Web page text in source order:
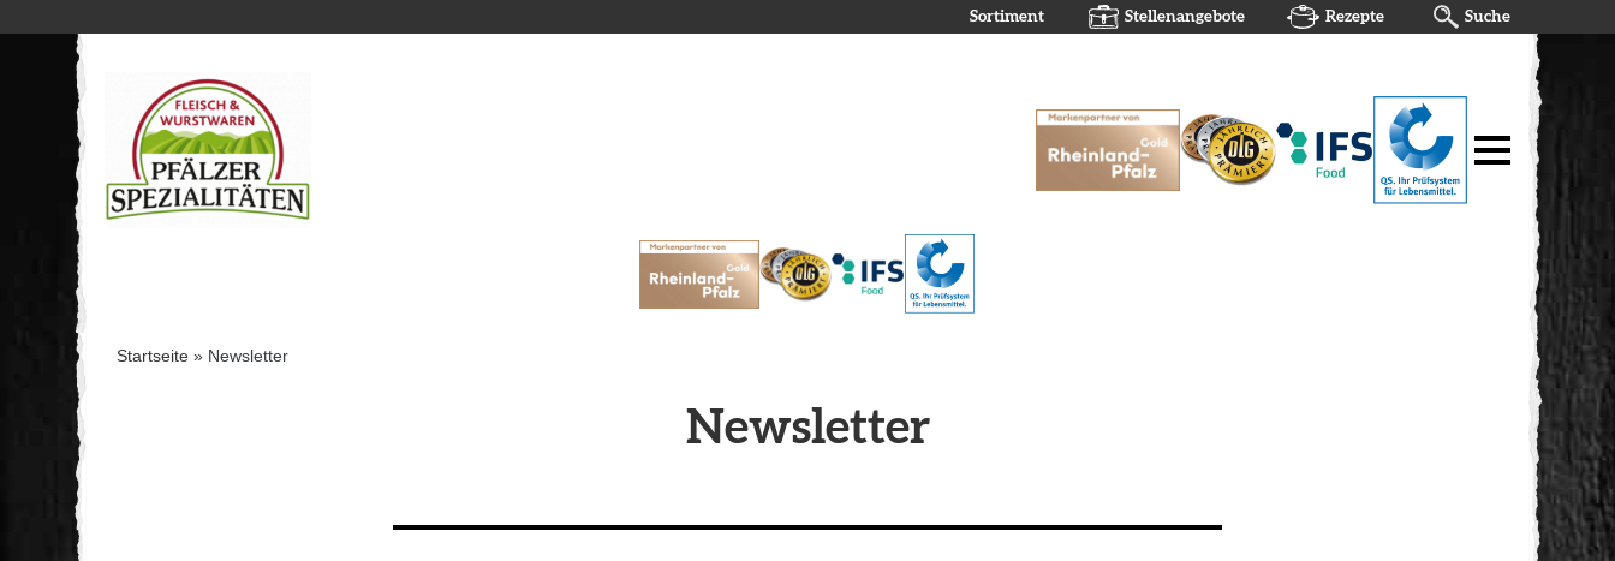
Sortiment Stellenangebote Rezepte Suche
Startseite » Newsletter
Newsletter